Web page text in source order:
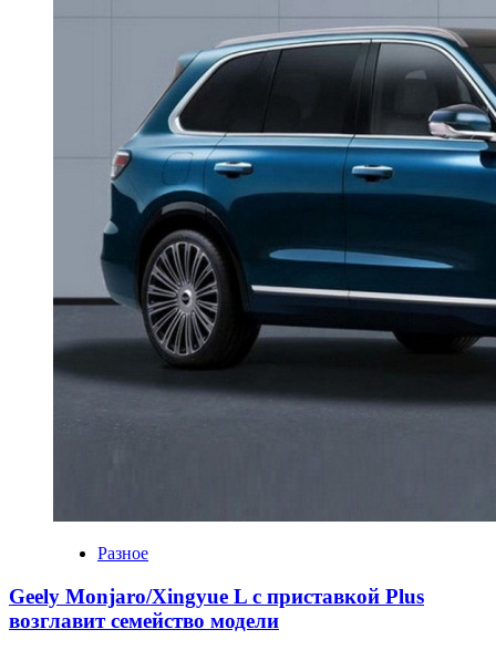
Разное
Geely Monjaro/Xingyue L с приставкой Plus
возглавит семейство модели